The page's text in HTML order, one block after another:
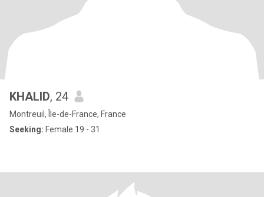
KHALID, 24
Montreuil, Île-de-France, France
Seeking: Female 19 - 31